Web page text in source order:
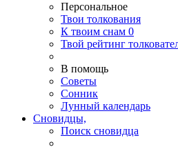
Персональное
Твои толкования
К твоим снам 0
Твой рейтинг
В помощь
Советы
Сонник
Лунный календарь
Сновидцы,
Поиск сновидца